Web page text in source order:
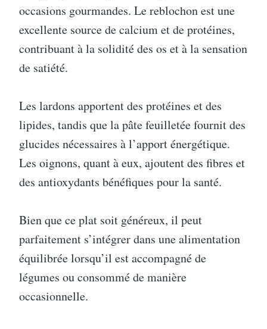
occasions gourmandes. Le reblochon est une
excellente source de calcium et de protéines,
contribuant à la solidité des os et à la sensation
de satiété.
Les lardons apportent des protéines et des
lipides, tandis que la pâte feuilletée fournit des
glucides nécessaires à l’apport énergétique.
Les oignons, quant à eux, ajoutent des fibres et
des antioxydants bénéfiques pour la santé.
Bien que ce plat soit généreux, il peut
parfaitement s’intégrer dans une alimentation
équilibrée lorsqu’il est accompagné de
légumes ou consommé de manière
occasionnelle.